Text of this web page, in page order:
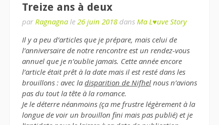
Treize ans à deux
par Ragnagna le 26 juin 2018 dans Ma L♥uve Story
Il y a peu d’articles que je prépare, mais celui de
l’anniversaire de notre rencontre est un rendez-vous
annuel que je n’oublie jamais. Cette année encore
l’article était prêt à la date mais il est resté dans les
brouillons : avec la disparition de Nifhel nous n’avions
pas du tout la tête à la romance.
Je le déterre néanmoins (ça me frustre légèrement à la
longue de voir un brouillon fini mais pas publié) et je